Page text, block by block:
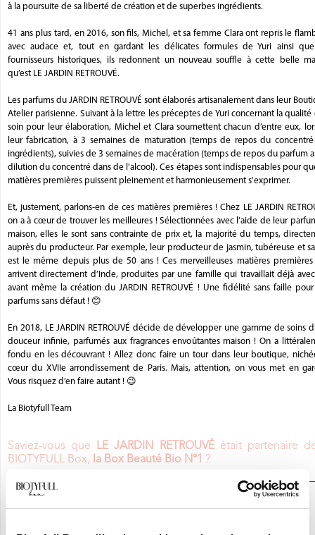
à la poursuite de sa liberté de création et de superbes ingrédients.
41 ans plus tard, en 2016, son fils, Michel, et sa femme Clara ont repris le
avec audace et, tout en gardant les délicates formules de Yuri ainsi
fournisseurs historiques, ils redonnent un nouveau souffle à cette belle
qu’est LE JARDIN RETROUVÉ.
Les parfums du JARDIN RETROUVÉ sont élaborés artisanalement dans leur
Atelier parisienne. Suivant à la lettre les préceptes de Yuri concernant la qualité
soin pour leur élaboration, Michel et Clara soumettent chacun d’entre eux,
leur fabrication, à 3 semaines de maturation (temps de repos du
ingrédients), suivies de 3 semaines de macération (temps de repos du parfum
dilution du concentré dans de l'alcool). Ces étapes sont indispensables pour
matières premières puissent pleinement et harmonieusement s'exprimer.
Et, justement, parlons-en de ces matières premières ! Chez LE JARDIN
on a à cœur de trouver les meilleures ! Sélectionnées avec l’aide de leur
maison, elles le sont sans contrainte de prix et, la majorité du temps,
auprès du producteur. Par exemple, leur producteur de jasmin, tubéreuse et
est le même depuis plus de 50 ans ! Ces merveilleuses matières premières
arrivent directement d’Inde, produites par une famille qui travaillait déjà avec
avant même la création du JARDIN RETROUVÉ ! Une fidélité sans faille
parfums sans défaut ! 😊
En 2018, LE JARDIN RETROUVÉ décide de développer une gamme de soins
douceur infinie, parfumés aux fragrances envoûtantes maison ! On a
fondu en les découvrant ! Allez donc faire un tour dans leur boutique,
cœur du XVIIe arrondissement de Paris. Mais, attention, on vous met en
Vous risquez d’en faire autant ! 😉
La Biotyfull Team
Saviez-vous que LE JARDIN RETROUVÉétait partenaire
BIOTYFULL Box,
la Box Beauté Bio N°1 ?
JE DÉCOUVRE LA BOX BEAUTÉ BIO